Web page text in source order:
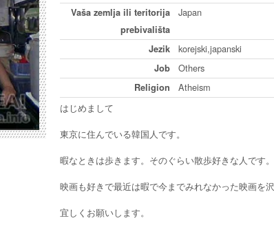
Vaša zemlja ili teritorija
prebivališta
Japan
Jezik korejski,japanski
Job Others
Religion
Atheism
はじめまして
東京に住んでいる韓国人です。
暇なときは歩きます。そのぐらい散歩好きな人です。
映画も好きで最近は暇で今までみれなかった映画を沢
宜しくお願いします。